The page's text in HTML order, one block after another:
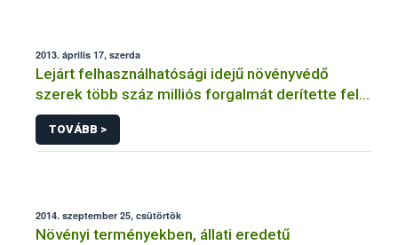
2013. április 17, szerda
Lejárt felhasználhatósági idejű növényvédő
szerek több száz milliós forgalmát derítette fel a
NÉBIH
TOVÁBB >
2014. szeptember 25, csütörtök
Növényi terményekben, állati eredetű